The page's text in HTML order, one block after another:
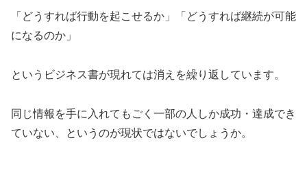
「どうすれば行動を起こせるか」「どうすれば継続が可能
になるのか」
というビジネス書が現れては消えを繰り返しています。
同じ情報を手に入れてもごく一部の人しか成功・達成でき
ていない、というのが現状ではないでしょうか。